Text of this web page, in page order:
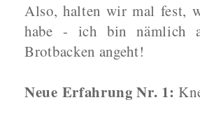
Also, halten wir mal fest,
habe - ich bin nämlich
Brotbacken angeht!
Neue Erfahrung Nr. 1: